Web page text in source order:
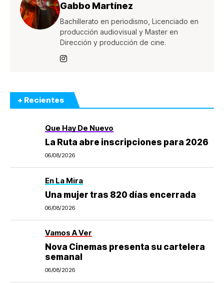
Gabbo Martínez
Bachillerato en periodismo, Licenciado en
producción audiovisual y Master en
Dirección y producción de cine.
+ Recientes
Que Hay De Nuevo
La Ruta abre inscripciones para 2026
06/08/2026
En La Mira
Una mujer tras 820 días encerrada
06/08/2026
Vamos A Ver
Nova Cinemas presenta su cartelera
semanal
06/08/2026